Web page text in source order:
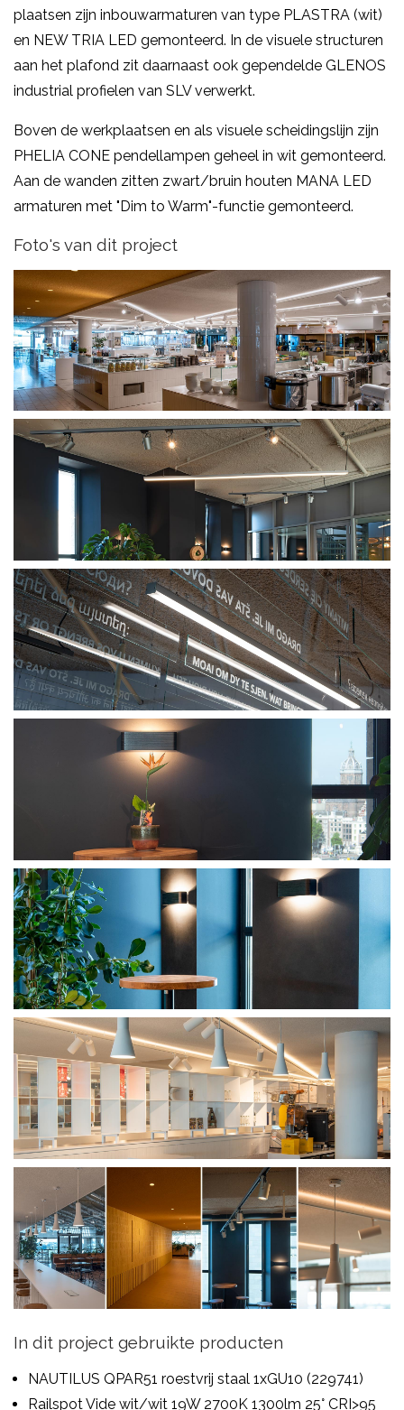
plaatsen zijn inbouwarmaturen van type PLASTRA (wit)
en NEW TRIA LED gemonteerd. In de visuele structuren
aan het plafond zit daarnaast ook gependelde GLENOS
industrial profielen van SLV verwerkt.
Boven de werkplaatsen en als visuele scheidingslijn zijn
PHELIA CONE pendellampen geheel in wit gemonteerd.
Aan de wanden zitten zwart/bruin houten MANA LED
armaturen met "Dim to Warm"-functie gemonteerd.
Foto's van dit project
In dit project gebruikte producten
NAUTILUS QPAR51 roestvrij staal 1xGU10 (229741)
Railspot Vide wit/wit 19W 2700K 1300lm 25° CRI>95